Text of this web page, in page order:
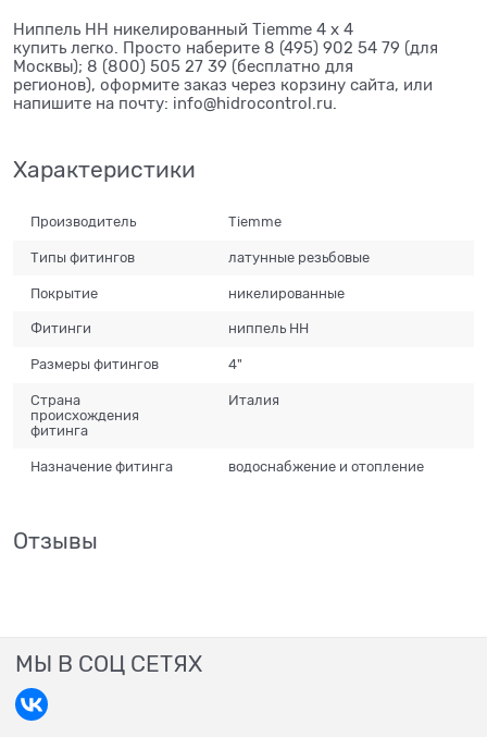
Ниппель НН никелированный Tiemme 4 х 4
купить легко. Просто наберите 8 (495) 902 54 79 (для
Москвы); 8 (800) 505 27 39 (бесплатно для
регионов), оформите заказ через корзину сайта, или
напишите на почту: info@hidrocontrol.ru.
Характеристики
Производитель Tiemme
Типы фитингов латунные резьбовые
Покрытие никелированные
Фитинги ниппель НН
Размеры фитингов 4"
Страна
происхождения
фитинга
Италия
Назначение фитинга водоснабжение и отопление
Отзывы
МЫ В СОЦ СЕТЯХ